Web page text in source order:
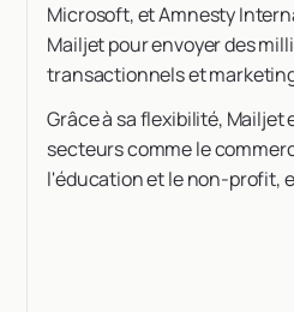
Microsoft, et Amnesty
Mailjet pour envoyer des
transactionnels et
Grâce à sa flexibilité, Mailjet
secteurs comme le
l'éducation et le non-profit,